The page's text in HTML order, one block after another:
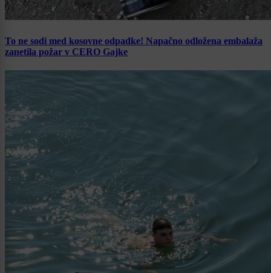
To ne sodi med kosovne odpadke! Napačno odložena embalaža
zanetila požar v CERO Gajke